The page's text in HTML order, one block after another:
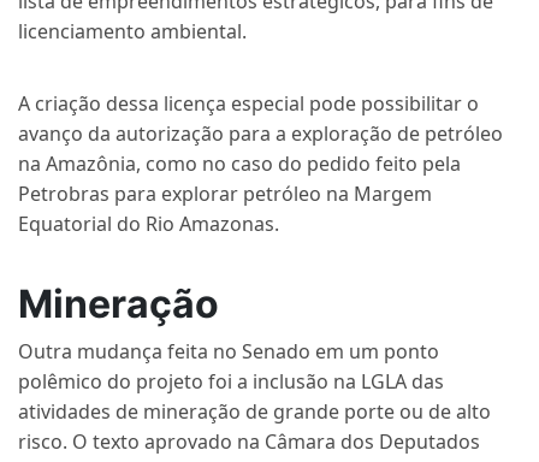
licenciamento ambiental.
A criação dessa licença especial pode possibilitar o
avanço da autorização para a exploração de petróleo
na Amazônia, como no caso do pedido feito pela
Petrobras para explorar petróleo na Margem
Equatorial do Rio Amazonas.
Mineração
Outra mudança feita no Senado em um ponto
polêmico do projeto foi a inclusão na LGLA das
atividades de mineração de grande porte ou de alto
risco. O texto aprovado na Câmara dos Deputados